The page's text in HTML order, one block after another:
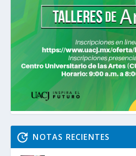
NOTAS RECIENTES